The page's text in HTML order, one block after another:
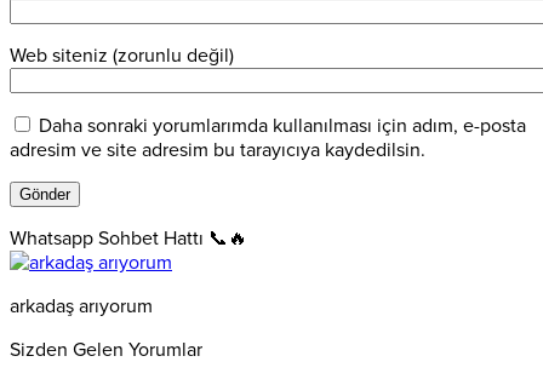
Web siteniz (zorunlu değil)
Daha sonraki yorumlarımda kullanılması için adım, e-posta
adresim ve site adresim bu tarayıcıya kaydedilsin.
Whatsapp Sohbet Hattı 📞🔥
arkadaş arıyorum
Sizden Gelen Yorumlar